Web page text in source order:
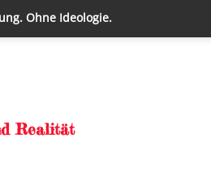
Ohne Ideologie.
Realität